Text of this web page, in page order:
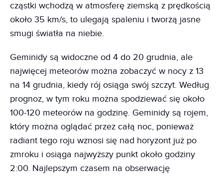
cząstki wchodzą w atmosferę ziemską z prędkością
około 35 km/s, to ulegają spaleniu i tworzą jasne
smugi światła na niebie.
Geminidy są widoczne od 4 do 20 grudnia, ale
najwięcej meteorów można zobaczyć w nocy z 13
na 14 grudnia, kiedy rój osiąga swój szczyt. Według
prognoz, w tym roku można spodziewać się około
100-120 meteorów na godzinę. Geminidy są rojem,
który można oglądać przez całą noc, ponieważ
radiant tego roju wznosi się nad horyzont już po
zmroku i osiąga najwyższy punkt około godziny
2:00. Najlepszym czasem na obserwację